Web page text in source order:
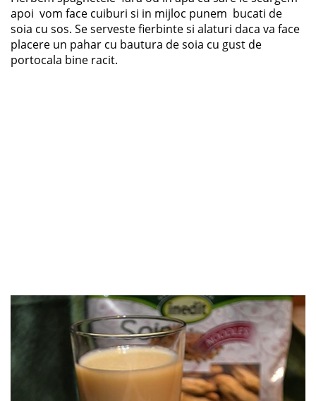
apoi vom face cuiburi si in mijloc punem bucati de
soia cu sos. Se serveste fierbinte si alaturi daca va face
placere un pahar cu bautura de soia cu gust de
portocala bine racit.